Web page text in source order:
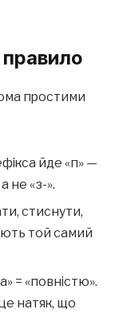
простими
йде «п» —
не «з-».
стиснути,
той самий
= «повністю».
натяк, що